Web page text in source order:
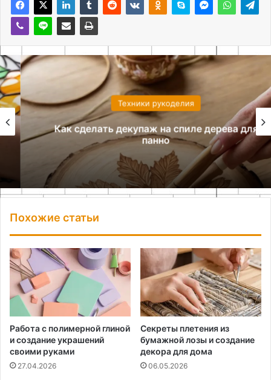
Техники рукоделия
Как сделать декупаж на спиле дерева для
панно
Похожие статьи
Работа с полимерной глиной
и создание украшений
своими руками
27.04.2026
Секреты плетения из
бумажной лозы и создание
декора для дома
06.05.2026